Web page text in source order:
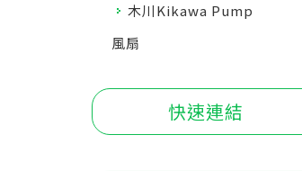
木川Kikawa Pump
風扇
快速連結